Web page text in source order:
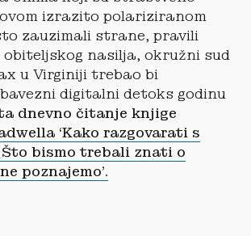
izrazito polariziranom
zauzimali strane, pravili
obiteljskog nasilja, okružni sud
u Virginiji trebao bi
digitalni detoks godinu
dnevno čitanje knjige
‘Kako razgovarati s
Što bismo trebali znati o
poznajemo’.